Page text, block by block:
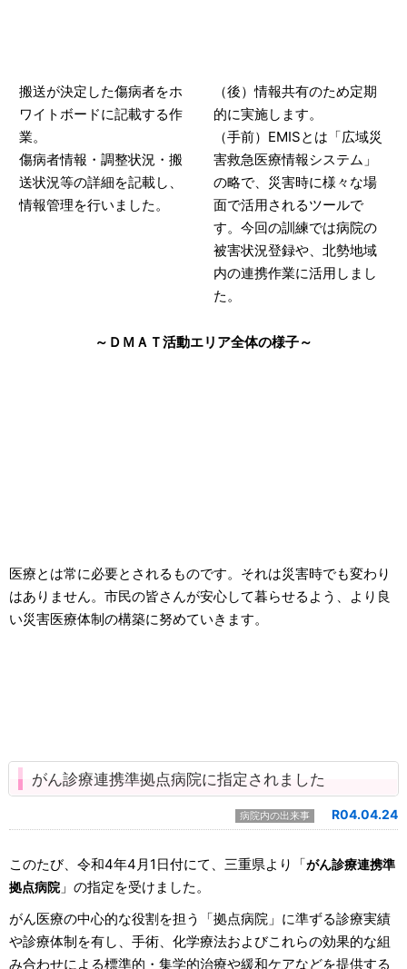
搬送が決定した傷病者をホ
ワイトボードに記載する作
業。
傷病者情報・調整状況・搬
送状況等の詳細を記載し、
情報管理を行いました。
（後）情報共有のため定期
的に実施します。
（手前） EMISとは「広域災
害救急医療情報システ ム」
の略で、災害時に様々な場
面で活用されるツールで
す。今回の訓練では病院の
被害状況登録や、北勢地域
内の連携作業に活用しまし
た。
～ＤＭＡＴ活動エリア全体の様子～
医療とは常に必要とされるものです。それは災害時でも変わり
はありません。市民の皆さんが安心して暮らせるよう、より良
い災害医療体制の構築に努めていきます。
がん診療連携準拠点病院に指定されました
病院内の出来事 R04.04.24
このたび、令和4年4月1日付にて、三重県より「がん診療連携準
拠点病院」の指定を受けました。
がん医療の中心的な役割を担う「拠点病院」に準ずる診療実績
や診療体制を有し、手術、化学療法およびこれらの効果的な組
み合わせによる標準的・集学的治療や緩和ケアなどを提供する